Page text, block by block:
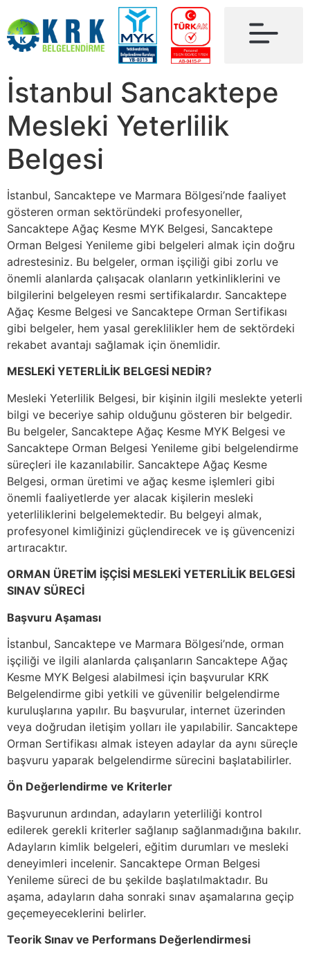
İstanbul Sancaktepe
Mesleki Yeterlilik
Belgesi
İstanbul, Sancaktepe ve Marmara Bölgesi’nde faaliyet
gösteren orman sektöründeki profesyoneller,
Sancaktepe Ağaç Kesme MYK Belgesi, Sancaktepe
Orman Belgesi Yenileme gibi belgeleri almak için doğru
adrestesiniz. Bu belgeler, orman işçiliği gibi zorlu ve
önemli alanlarda çalışacak olanların yetkinliklerini ve
bilgilerini belgeleyen resmi sertifikalardır. Sancaktepe
Ağaç Kesme Belgesi ve Sancaktepe Orman Sertifikası
gibi belgeler, hem yasal gereklilikler hem de sektördeki
rekabet avantajı sağlamak için önemlidir.
MESLEKİ YETERLİLİK BELGESİ NEDİR?
Mesleki Yeterlilik Belgesi, bir kişinin ilgili meslekte yeterli
bilgi ve beceriye sahip olduğunu gösteren bir belgedir.
Bu belgeler, Sancaktepe Ağaç Kesme MYK Belgesi ve
Sancaktepe Orman Belgesi Yenileme gibi belgelendirme
süreçleri ile kazanılabilir. Sancaktepe Ağaç Kesme
Belgesi, orman üretimi ve ağaç kesme işlemleri gibi
önemli faaliyetlerde yer alacak kişilerin mesleki
yeterliliklerini belgelemektedir. Bu belgeyi almak,
profesyonel kimliğinizi güçlendirecek ve iş güvencenizi
artıracaktır.
ORMAN ÜRETİM İŞÇİSİ MESLEKİ YETERLİLİK BELGESİ
SINAV SÜRECİ
Başvuru Aşaması
İstanbul, Sancaktepe ve Marmara Bölgesi’nde, orman
işçiliği ve ilgili alanlarda çalışanların Sancaktepe Ağaç
Kesme MYK Belgesi alabilmesi için başvurular KRK
Belgelendirme gibi yetkili ve güvenilir belgelendirme
kuruluşlarına yapılır. Bu başvurular, internet üzerinden
veya doğrudan iletişim yolları ile yapılabilir. Sancaktepe
Orman Sertifikası almak isteyen adaylar da aynı süreçle
başvuru yaparak belgelendirme sürecini başlatabilirler.
Ön Değerlendirme ve Kriterler
Başvurunun ardından, adayların yeterliliği kontrol
edilerek gerekli kriterler sağlanıp sağlanmadığına bakılır.
Adayların kimlik belgeleri, eğitim durumları ve mesleki
deneyimleri incelenir. Sancaktepe Orman Belgesi
Yenileme süreci de bu şekilde başlatılmaktadır. Bu
aşama, adayların daha sonraki sınav aşamalarına geçip
geçemeyeceklerini belirler.
Teorik Sınav ve Performans Değerlendirmesi